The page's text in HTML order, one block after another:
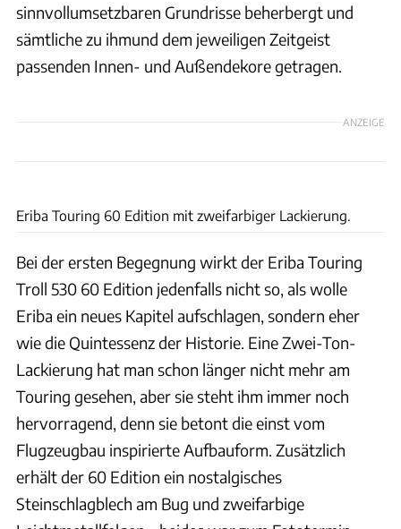
sinnvollumsetzbaren Grundrisse beherbergt und
sämtliche zu ihmund dem jeweiligen Zeitgeist
passenden Innen- und Außendekore getragen.
ANZEIGE
Eriba Touring 60 Edition mit zweifarbiger Lackierung.
Bei der ersten Begegnung wirkt der Eriba Touring
Troll 530 60 Edition jedenfalls nicht so, als wolle
Eriba ein neues Kapitel aufschlagen, sondern eher
wie die Quintessenz der Historie. Eine Zwei-Ton-
Lackierung hat man schon länger nicht mehr am
Touring gesehen, aber sie steht ihm immer noch
hervorragend, denn sie betont die einst vom
Flugzeugbau inspirierte Aufbauform. Zusätzlich
erhält der 60 Edition ein nostalgisches
Steinschlagblech am Bug und zweifarbige